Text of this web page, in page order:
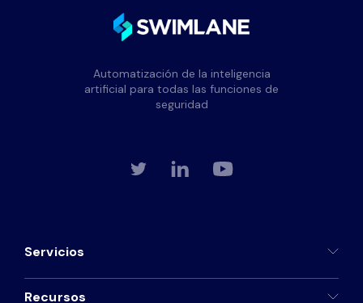
Automatización de la inteligencia
artificial para todas las funciones de
seguridad
Servicios
Recursos